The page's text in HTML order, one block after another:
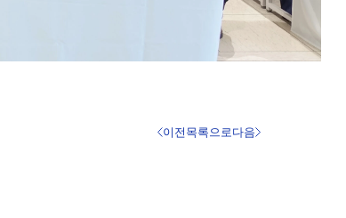
이전목록으로다음